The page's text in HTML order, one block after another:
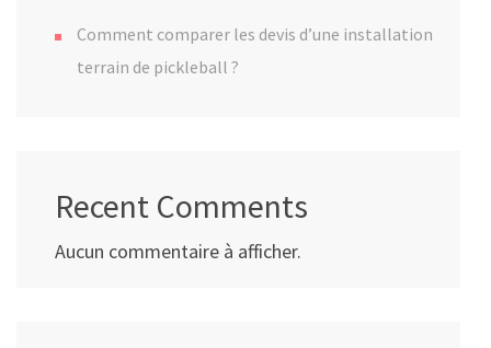
Comment comparer les devis d’une installation
terrain de pickleball ?
Recent Comments
Aucun commentaire à afficher.